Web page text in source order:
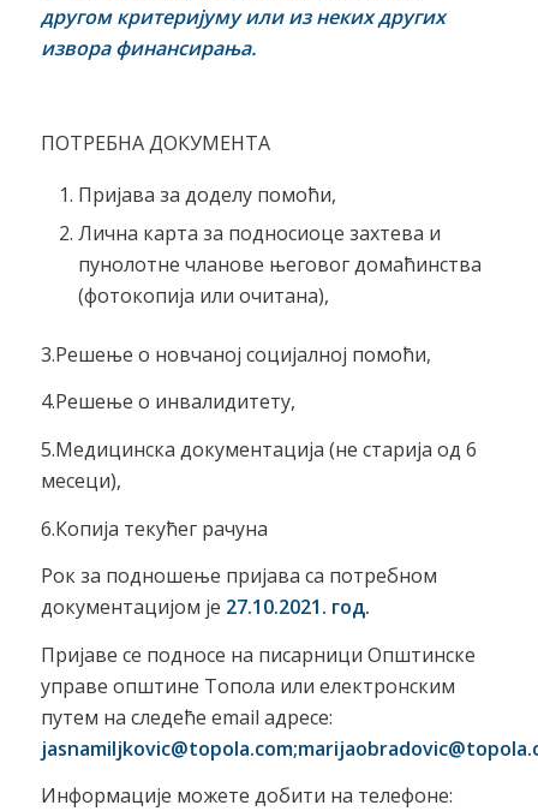
другом критеријуму или из неких других
извора финансирања.
ПОТРЕБНА ДОКУМЕНТА
Пријава за доделу помоћи,
Лична карта за подносиоце захтева и
пунолотне чланове његовог домаћинства
(фотокопија или очитана),
3.Решење о новчаној социјалној помоћи,
4.Решење о инвалидитету,
5.Медицинска документација (не старија од 6
месеци),
6.Копија текућег рачуна
Рок за подношење пријава са потребном
документацијом је 27.10.2021. год.
Пријаве се подносе на писарници Општинске
управе општине Топола или електронским
путем на следеће email адресе:
jasnamiljkovic
Информације можете добити на телефоне: